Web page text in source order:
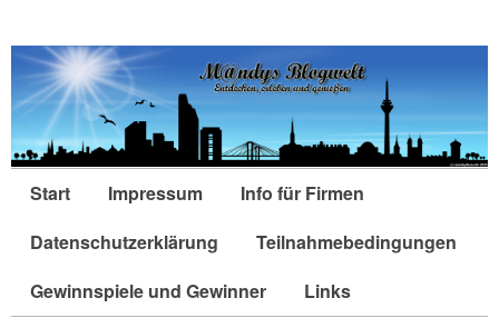
Start Impressum
Info für Firmen
Datenschutzerklärung
Teilnahmebedingungen
Gewinnspiele und Gewinner
Links